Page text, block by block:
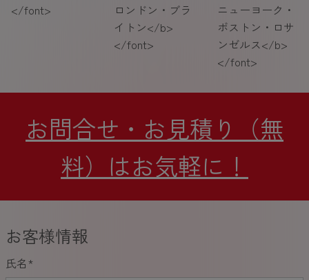
</font>
ロンドン・ブラ
イトン</b>
</font>
ニューヨーク・
ボストン・ロサ
ンゼルス</b>
</font>
お問合せ・お見積り（無
料）はお気軽に！
お客様情報
氏名*